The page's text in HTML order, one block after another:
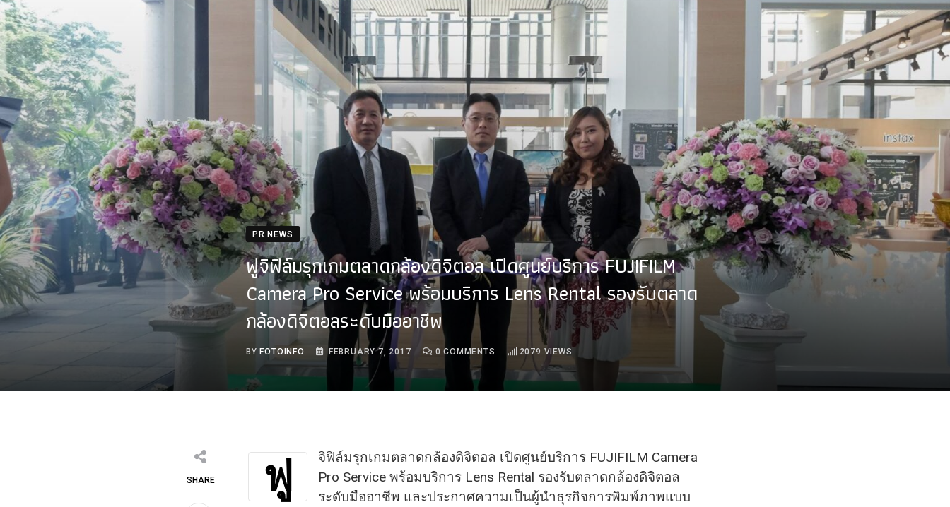
PR NEWS
ฟูจิฟิล์มรุกเกมตลาดกล้องดิจิตอล เปิดศูนย์บริการ FUJIFILM
Camera Pro Service พร้อมบริการ Lens Rental รองรับตลาด
กล้องดิจิตอลระดับมืออาชีพ
BYFOTOINFO FEBRUARY 7, 2017 0 COMMENTS 2079 VIEWS
SHARE ฟู
จิฟิล์มรุกเกมตลาดกล้องดิจิตอล เปิดศูนย์บริการ FUJIFILM Camera
Pro Service พร้อมบริการ Lens Rental รองรับตลาดกล้องดิจิตอล
ระดับมืออาชีพ และประกาศความเป็นผู้นำธุรกิจการพิมพ์ภาพแบบ